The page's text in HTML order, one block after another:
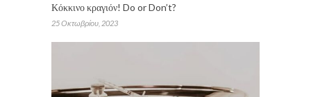
Κόκκινο κραγιόν! Do or Don’t?
25 Οκτωβρίου, 2023